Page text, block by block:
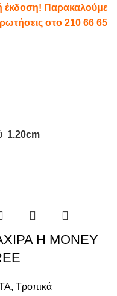
έκδοση! Παρακαλούμε
στο 210 66 65
1.20cm
Η MONEY
, Τροπικά